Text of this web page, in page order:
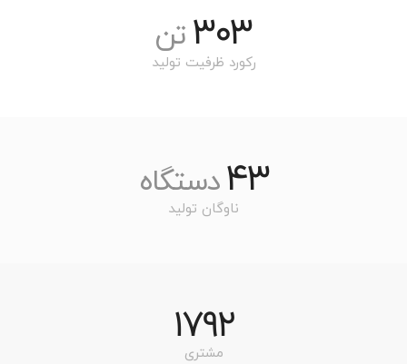
303تن
رکورد ظرفیت تولید
43دستگاه
ناوگان تولید
1792
مشتری